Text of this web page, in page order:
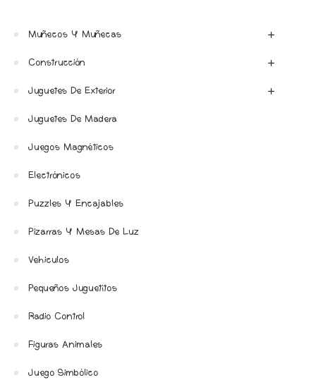
Muñecos Y Muñecas
Construcción
Juguetes De Exterior
Juguetes De Madera
Juegos Magnéticos
Electrónicos
Puzzles Y Encajables
Pizarras Y Mesas De Luz
Vehiculos
Pequeños Juguetitos
Radio Control
Figuras Animales
Juego Simbólico